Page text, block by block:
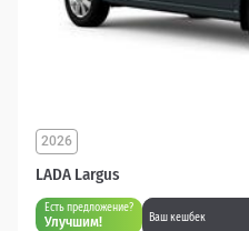
LADA Largus
2026
Есть предложение?
Улучшим! Ваш кешбек